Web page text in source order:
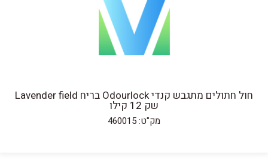
חול חתולים מתגבש קנדי Odourlock בריח Lavender field
שק 12 קילו
מק"ט: 460015